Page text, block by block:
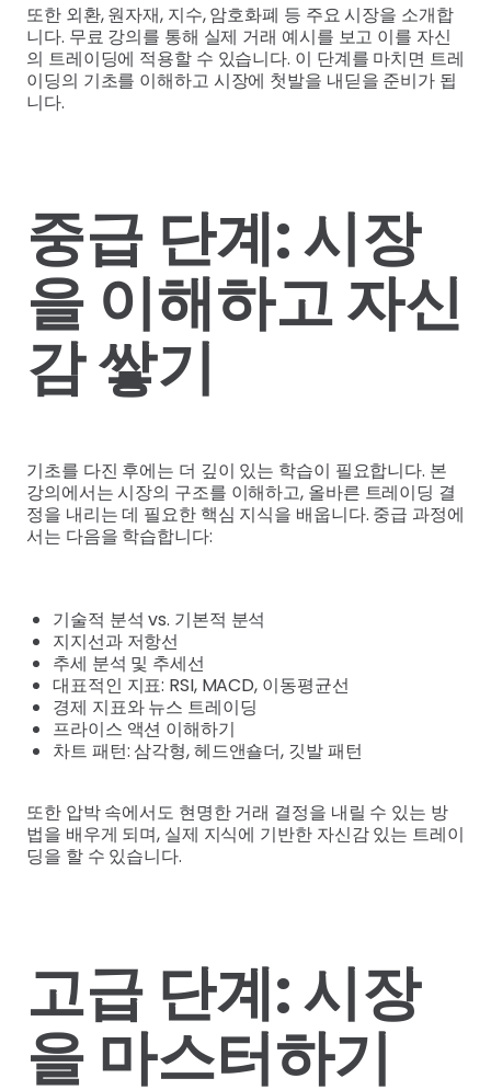
또한 외환, 원자재, 지수, 암호화폐 등 주요 시장을 소개합
니다. 무료 강의를 통해 실제 거래 예시를 보고 이를 자신
의 트레이딩에 적용할 수 있습니다. 이 단계를 마치면 트레
이딩의 기초를 이해하고 시장에 첫발을 내딛을 준비가 됩
니다.
중급 단계: 시장
을 이해하고 자신
감 쌓기
기초를 다진 후에는 더 깊이 있는 학습이 필요합니다. 본
강의에서는 시장의 구조를 이해하고, 올바른 트레이딩 결
정을 내리는 데 필요한 핵심 지식을 배웁니다. 중급 과정에
서는 다음을 학습합니다:
기술적 분석 vs. 기본적 분석
지지선과 저항선
추세 분석 및 추세선
대표적인 지표: RSI, MACD, 이동평균선
경제 지표와 뉴스 트레이딩
프라이스 액션 이해하기
차트 패턴: 삼각형, 헤드앤숄더, 깃발 패턴
또한 압박 속에서도 현명한 거래 결정을 내릴 수 있는 방
법을 배우게 되며, 실제 지식에 기반한 자신감 있는 트레이
딩을 할 수 있습니다.
고급 단계: 시장
을 마스터하기